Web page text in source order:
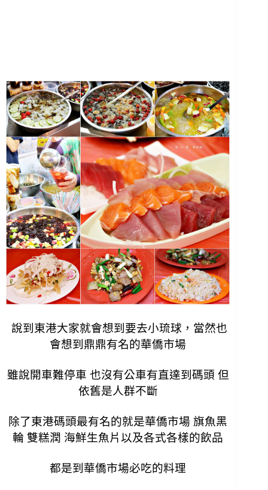
說到東港大家就會想到要去小琉球，當然也
會想到鼎鼎有名的華僑市場
雖說開車難停車 也沒有公車有直達到碼頭 但
依舊是人群不斷
除了東港碼頭最有名的就是華僑市場 旗魚黑
輪 雙糕潤 海鮮生魚片以及各式各樣的飲品
都是到華僑市場必吃的料理